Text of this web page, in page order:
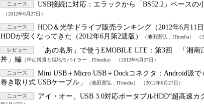
ニュース USB接続に対応： エラックから「BS52.2」ベースの
（2012年6月27日）
ニュース HDD＆光学ドライブ販売ランキング（2012年6月11日
HDDが安くなってきた（2012年6月第2週版）
（池田憲弘，ITmedia）
レビュー 「あの名所」で使うEMOBILE LTE： 第3回 「湘南
丼」編 （坪山博貴と現地モバイラー，ITmedia） （2012年6月27日）
ニュース Mini USB＋Micro USB＋Dockコネクタ： Android派
巻き取り式 USBケーブル」
（池田憲弘，ITmedia） （2012年6月27日）
ニュース アイ・オー、USB 3.0対応ポータブルHDD“超高速カ